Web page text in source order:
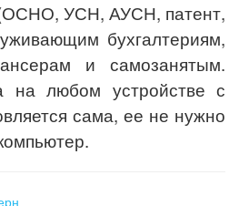
УСН, АУСН, патент,
бухгалтериям,
и самозанятым.
на любом устройстве с
сама, ее не нужно